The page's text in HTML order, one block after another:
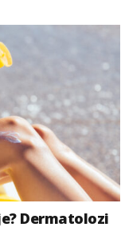
Dermatolozi